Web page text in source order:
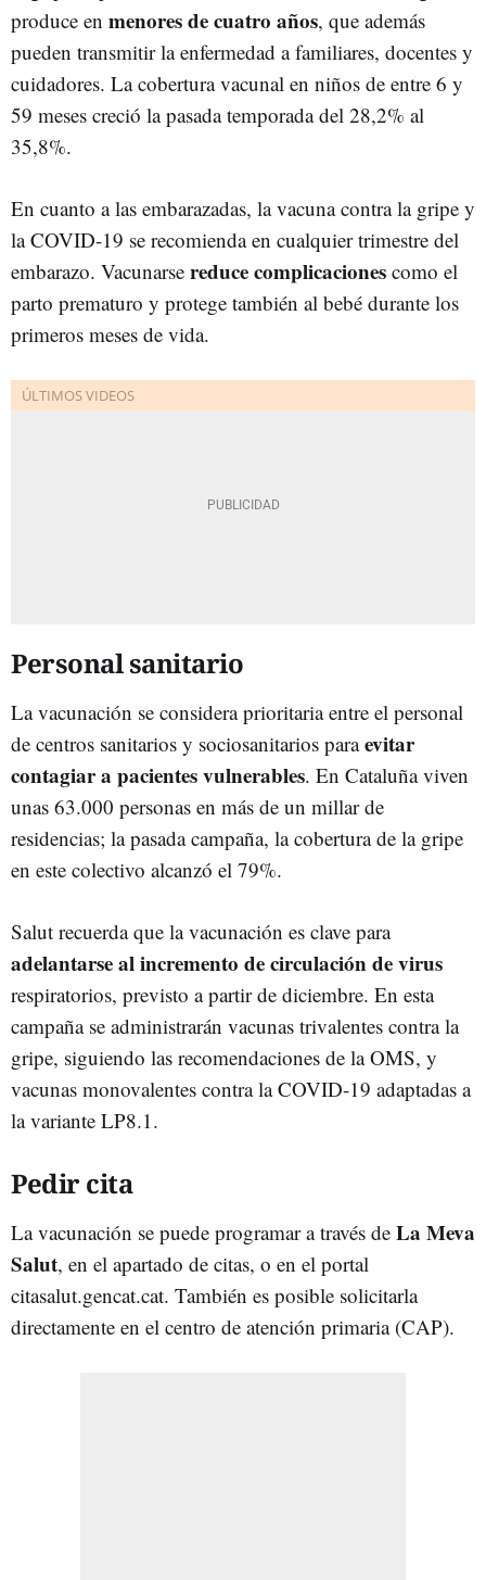
produce en menores de cuatro años, que además
pueden transmitir la enfermedad a familiares, docentes y
cuidadores. La cobertura vacunal en niños de entre 6 y
59 meses creció la pasada temporada del 28,2% al
35,8%.
En cuanto a las embarazadas, la vacuna contra la gripe y
la COVID-19 se recomienda en cualquier trimestre del
embarazo. Vacunarse reduce complicaciones como el
parto prematuro y protege también al bebé durante los
primeros meses de vida.
Personal sanitario
La vacunación se considera prioritaria entre el personal
de centros sanitarios y sociosanitarios paraevitar
contagiar a pacientes vulnerables. En Cataluña viven
unas 63.000 personas en más de un millar de
residencias; la pasada campaña, la cobertura de la gripe
en este colectivo alcanzó el 79%.
Salut recuerda que la vacunación es clave para
adelantarse al incremento de circulación de virus
respiratorios, previsto a partir de diciembre. En esta
campaña se administrarán vacunas trivalentes contra la
gripe, siguiendo las recomendaciones de la OMS, y
vacunas monovalentes contra la COVID-19 adaptadas a
la variante LP8.1.
Pedir cita
La vacunación se puede programar a través de La Meva
Salut, en el apartado de citas, o en el portal
citasalut.gencat.cat. También es posible solicitarla
directamente en el centro de atención primaria (CAP).